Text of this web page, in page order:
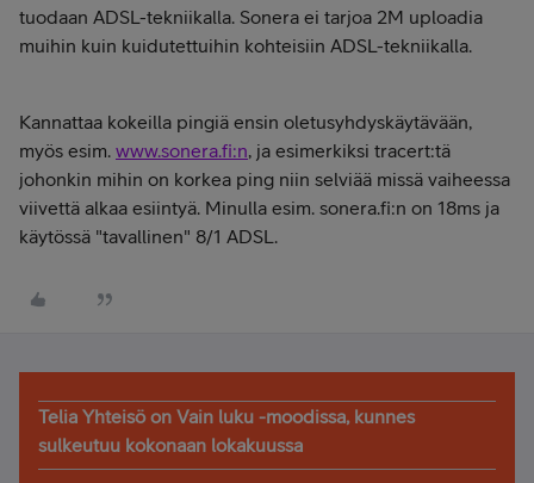
tuodaan ADSL-tekniikalla. Sonera ei tarjoa 2M uploadia
muihin kuin kuidutettuihin kohteisiin ADSL-tekniikalla.
Kannattaa kokeilla pingiä ensin oletusyhdyskäytävään,
myös esim. www.sonera.fi:n, ja esimerkiksi tracert:tä
johonkin mihin on korkea ping niin selviää missä vaiheessa
viivettä alkaa esiintyä. Minulla esim. sonera.fi:n on 18ms ja
käytössä "tavallinen" 8/1 ADSL.
Telia Yhteisö on Vain luku -moodissa, kunnes
sulkeutuu kokonaan lokakuussa